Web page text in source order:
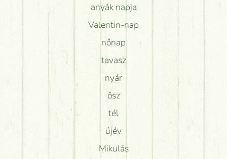
anyák napja
Valentin-nap
nőnap
tavasz
nyár
ősz
tél
újév
Mikulás